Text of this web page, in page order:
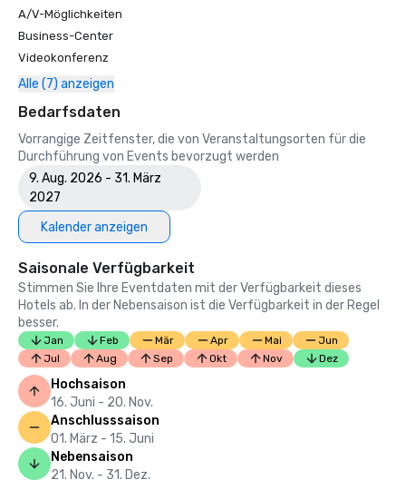
A/V-Möglichkeiten
Business-Center
Videokonferenz
Alle (7) anzeigen
Bedarfsdaten
Vorrangige Zeitfenster, die von Veranstaltungsorten für die
Durchführung von Events bevorzugt werden
9. Aug. 2026 - 31. März
2027
Kalender anzeigen
Saisonale Verfügbarkeit
Stimmen Sie Ihre Eventdaten mit der Verfügbarkeit dieses
Hotels ab. In der Nebensaison ist die Verfügbarkeit in der Regel
besser.
Jan Feb Mär Apr Mai
Jun
Jul
Aug Sep Okt Nov Dez
Hochsaison
16. Juni - 20. Nov.
Anschlusssaison
01. März - 15. Juni
Nebensaison
21. Nov. - 31. Dez.